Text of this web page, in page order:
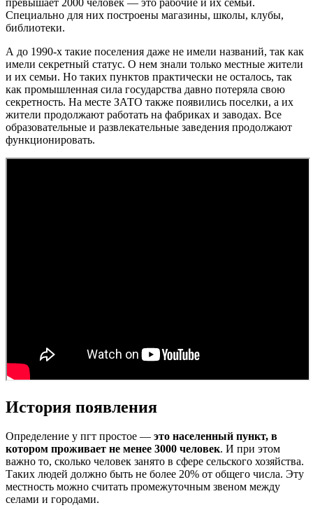
Специально для них построены магазины, школы, клубы,
библиотеки.
А до 1990-х такие поселения даже не имели названий, так как
имели секретный статус. О нем знали только местные жители
и их семьи. Но таких пунктов практически не осталось, так
как промышленная сила государства давно потеряла свою
секретность. На месте ЗАТО также появились поселки, а их
жители продолжают работать на фабриках и заводах. Все
образовательные и развлекательные заведения продолжают
функционировать.
История появления
Определение у пгт простое — это населенный пункт, в
котором проживает не менее 3000 человек. И при этом
важно то, сколько человек занято в сфере сельского хозяйства.
Таких людей должно быть не более 20% от общего числа. Эту
местность можно считать промежуточным звеном между
селами и городами.